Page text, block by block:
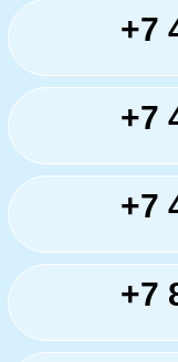
+7
+7
+7
+7